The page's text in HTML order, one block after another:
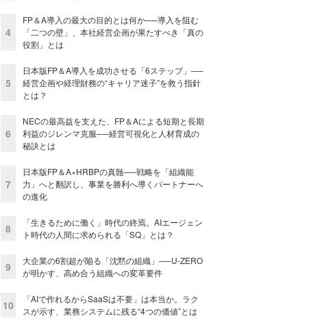
4
FP＆A導入の最大の目的とは何か──導入を阻む
「二つの壁」、本社経営企画が果たすべき「真の
役割」とは
5
日本版FP＆A導入を成功させる「6ステップ」──
経営企画や経理財務の“キャリア迷子”を救う指針
とは？
6
NECの最高益を支えた、FP＆Aによる短期と長期
利益のジレンマ克服──経営可視化と人材育成の
秘訣とは
7
日本版FP＆A×HRBPの真髄──戦略を「組織能
力」へと翻訳し、事業を勝利へ導くパートナーへ
の進化
8
「生きるために働く」時代の終焉。AIエージェン
ト時代の人間に求められる「SQ」とは？
9
大企業の6割超が陥る「沈黙の組織」──U-ZERO
が明かす、高め合う組織への変革要件
10
「AIで作れるからSaaSは不要」は本当か。ラク
スが示す、業務システムに残る“4つの価値”とは